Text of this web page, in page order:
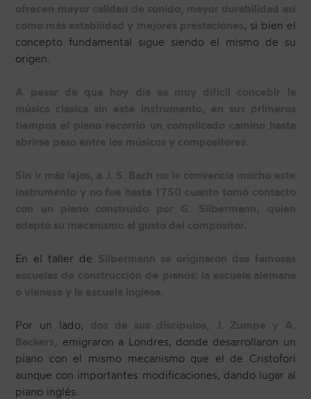
ofrecen mayor calidad de sonido, mayor durabilidad así
como más estabilidad y mejores prestaciones, si bien el
concepto fundamental sigue siendo el mismo de su
origen.
A pesar de que hoy día es muy difícil concebir la
música clásica sin este instrumento, en sus primeros
tiempos el piano recorrió un complicado camino hasta
abrirse paso entre los músicos y compositores.
Sin ir más lejos, a J. S. Bach no le convencía mucho este
instrumento y no fue hasta 1750 cuanto tomó contacto
con un piano construido por G. Silbermann, quien
adaptó su mecanismo al gusto del compositor.
En el taller de Silbermann se originaron dos famosas
escuelas de construcción de pianos: la escuela alemana
o vienesa y la escuela inglesa.
Por un lado, dos de sus discípulos, J. Zumpe y A.
Backers, emigraron a Londres, donde desarrollaron un
piano con el mismo mecanismo que el de Cristofori
aunque con importantes modificaciones, dando lugar al
piano inglés.